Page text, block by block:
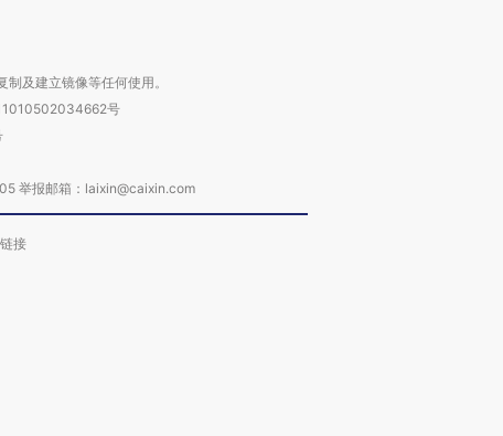
及建立镜像等任何使用。
号
举报邮箱：laixin@caixin.com
接